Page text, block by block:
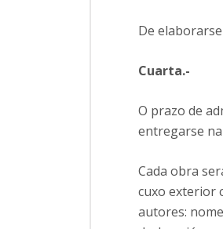
De
Cuarta.-
O prazo de
entregarse
Cada obra
cuxo exterior
autores: